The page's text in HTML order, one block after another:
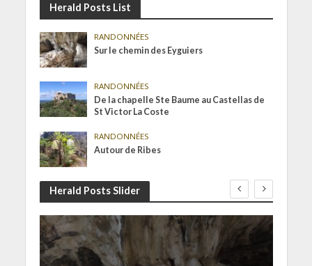
Herald Posts List
RANDONNÉES
Sur le chemin des Eyguiers
RANDONNÉES
De la chapelle Ste Baume au Castellas de
St Victor La Coste
RANDONNÉES
Autour de Ribes
Herald Posts Slider